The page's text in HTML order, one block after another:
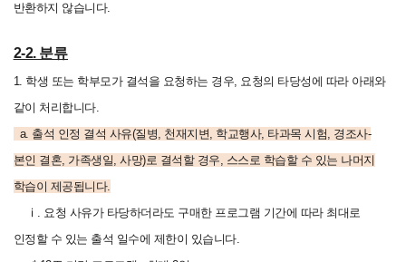
반환하지 않습니다.
2-2. 분류
1. 학생 또는 학부모가 결석을 요청하는 경우, 요청의 타당성에 따라 아래와
같이 처리합니다.
a. 출석 인정 결석 사유(질병, 천재지변, 학교행사, 타과목 시험, 경조사-
본인 결혼, 가족생일, 사망)로 결석할 경우, 스스로 학습할 수 있는 나머지
학습이 제공됩니다.
ⅰ. 요청 사유가 타당하더라도 구매한 프로그램 기간에 따라 최대로
인정할 수 있는 출석 일수에 제한이 있습니다.